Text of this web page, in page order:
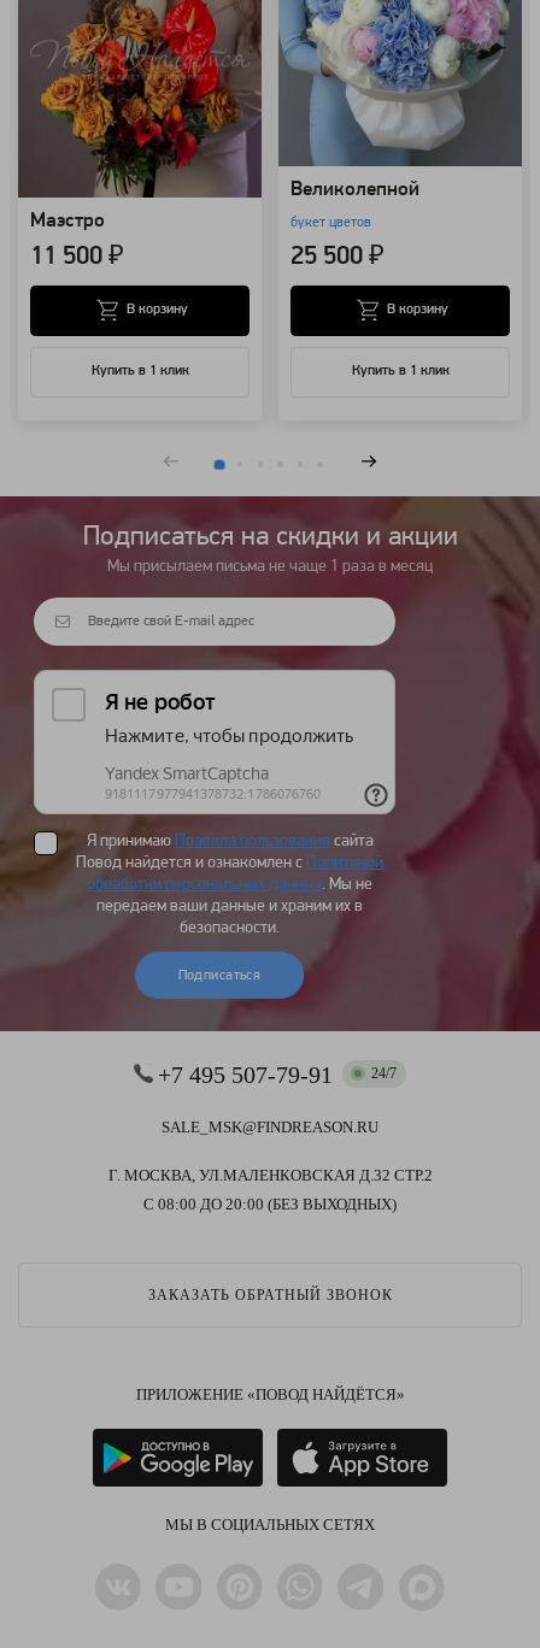
Маэстро
11 500 ₽
Купить в 1 клик
В корзину
Великолепной
букет цветов
25 500 ₽
Купить в 1 клик
В корзину
Подписаться на cкидки и акции
Мы присылаем письма не чаще 1 раза в месяц
Я принимаю Правила пользования сайта
Повод найдется и ознакомлен с Политикой
обработки персональных данных. Мы не
передаем ваши данные и храним их в
безопасности.
Подписаться
+7 495 507-79-91 24/7
SALE_MSK@FINDREASON.RU
Г. МОСКВА, УЛ.МАЛЕНКОВСКАЯ Д.32 СТР.2
С 08:00 ДО 20:00 (БЕЗ ВЫХОДНЫХ)
ЗАКАЗАТЬ ОБРАТНЫЙ ЗВОНОК
ПРИЛОЖЕНИЕ «ПОВОД НАЙДЁТСЯ»
МЫ В СОЦИАЛЬНЫХ СЕТЯХ